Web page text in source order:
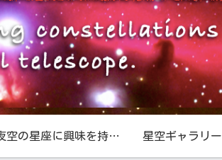
夜空の星座に興味を持ったら 星空ギャラリー